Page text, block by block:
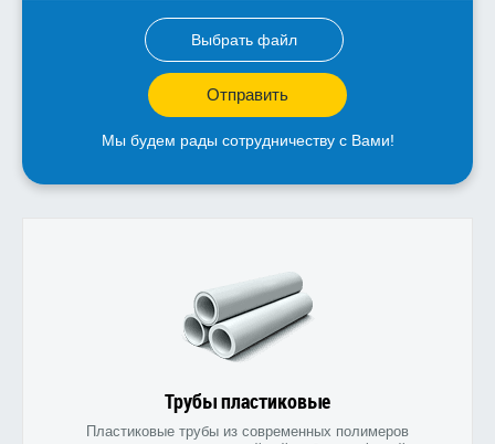
Выбрать файл
Отправить
Мы будем рады сотрудничеству с Вами!
Трубы пластиковые
Пластиковые трубы из современных полимеров